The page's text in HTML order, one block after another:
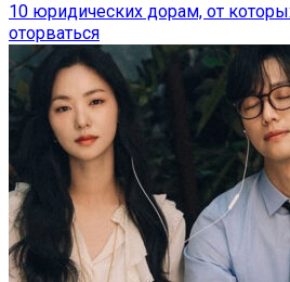
10 юридических дорам, от
оторваться